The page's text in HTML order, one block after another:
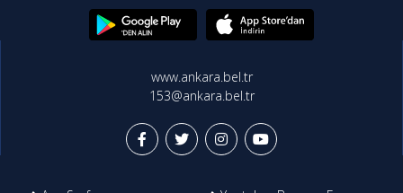
www.ankara.bel.tr
153@ankara.bel.tr